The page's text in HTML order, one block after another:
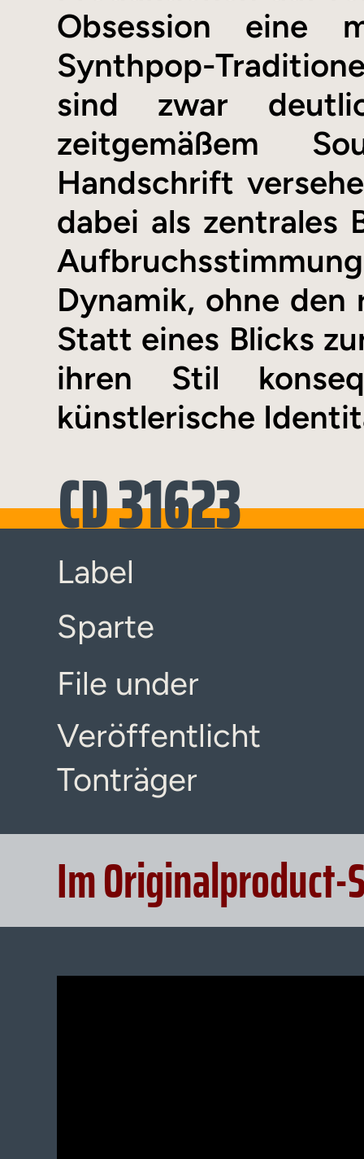
Obsession eine
Synthpop-
sind zwar
zeitgemäßem
Handschrift
dabei als zentrales
Dynamik, ohne den
Statt eines Blicks
ihren Stil
künstlerische
CD 31623
Label
Sparte
File under
Veröffentlicht
Tonträger
Im